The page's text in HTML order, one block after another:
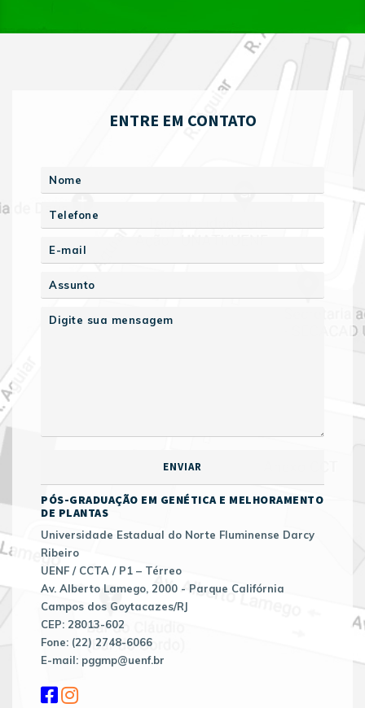
ENTRE EM CONTATO
PÓS-GRADUAÇÃO EM GENÉTICA E MELHORAMENTO
DE PLANTAS
Universidade Estadual do Norte Fluminense Darcy
Ribeiro
UENF / CCTA / P1 – Térreo
Av. Alberto Lamego, 2000 - Parque Califórnia
Campos dos Goytacazes/RJ
CEP: 28013-602
Fone: (22) 2748-6066
E-mail: pggmp@uenf.br